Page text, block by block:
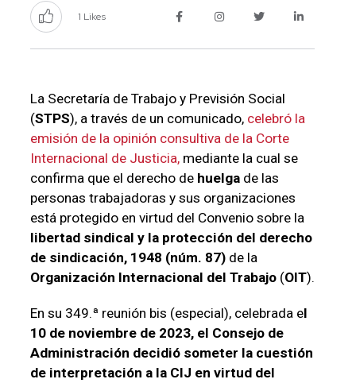
1 Likes
La Secretaría de Trabajo y Previsión Social
(STPS), a través de un comunicado, celebró la
emisión de la opinión consultiva de la Corte
Internacional de Justicia,mediante la cual se
confirma que el derecho de huelgade las
personas trabajadoras y sus organizaciones
está protegido en virtud del Convenio sobre la
libertad sindical y la protección del derecho
de sindicación, 1948 (núm. 87) de la
Organización Internacional del Trabajo(OIT).
En su 349.ª reunión bis (especial), celebrada el
10 de noviembre de 2023, el Consejo de
Administración decidió someter la cuestión
de interpretación a la CIJ en virtud del